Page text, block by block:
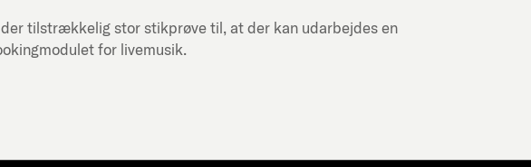
tilstrækkelig stor stikprøve til, at der kan udarbejdes en
for livemusik.